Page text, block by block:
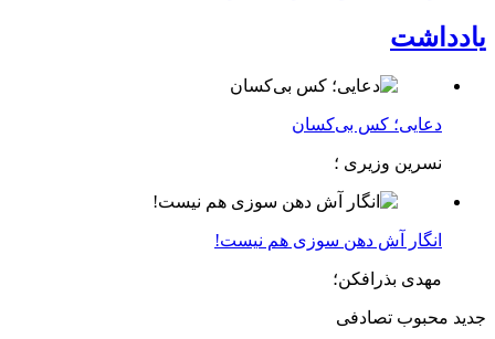
یادداشت
دعایی؛ کس بی‌کسان
نسرین وزیری ؛
انگار آش دهن سوزی هم نیست!
مهدی بذرافکن؛
جدید محبوب تصادفی